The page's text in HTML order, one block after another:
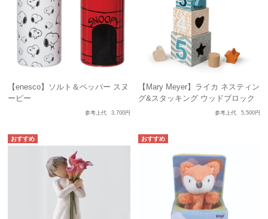
【enesco】ソルト＆ペッパー スヌ
ーピー
参考上代 3,700円
【Mary Meyer】ライカ ネスティン
グ&スタッキング ウッドブロック
参考上代 5,500円